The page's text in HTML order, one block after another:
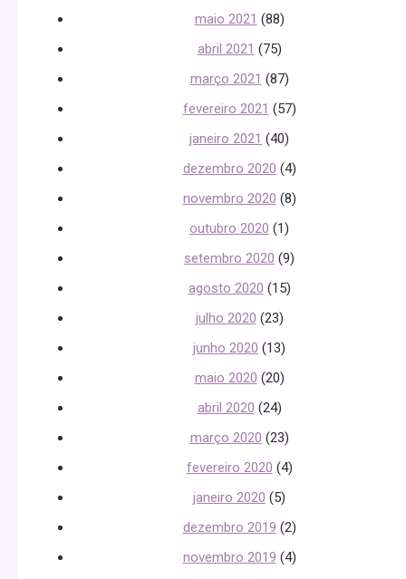
maio 2021 (88)
abril 2021 (75)
março 2021 (87)
fevereiro 2021 (57)
janeiro 2021 (40)
dezembro 2020 (4)
novembro 2020 (8)
outubro 2020 (1)
setembro 2020 (9)
agosto 2020 (15)
julho 2020 (23)
junho 2020 (13)
maio 2020 (20)
abril 2020 (24)
março 2020 (23)
fevereiro 2020 (4)
janeiro 2020 (5)
dezembro 2019 (2)
novembro 2019 (4)